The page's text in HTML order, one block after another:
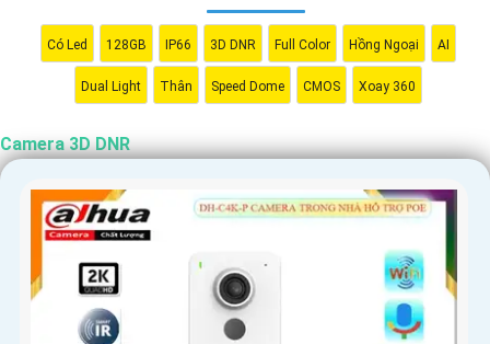
Có Led 128GB IP66 3D DNR Full Color Hồng Ngoại AI
Dual Light Thân Speed Dome CMOS Xoay 360
Camera 3D DNR